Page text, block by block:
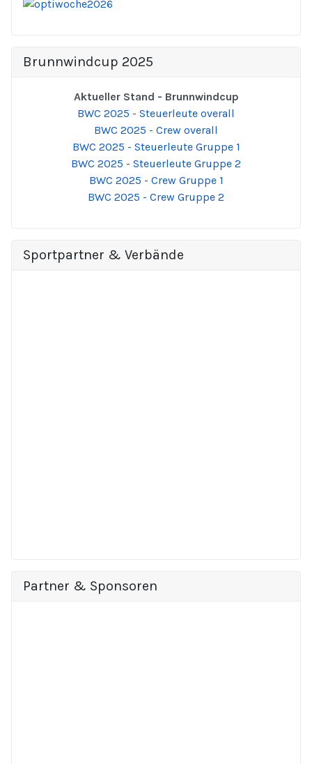
Brunnwindcup 2025
Aktueller Stand - Brunnwindcup
BWC 2025 - Steuerleute overall
BWC 2025 - Crew overall
BWC 2025 - Steuerleute Gruppe 1
BWC 2025 - Steuerleute Gruppe 2
BWC 2025 - Crew Gruppe 1
BWC 2025 - Crew Gruppe 2
Sportpartner & Verbände
Partner & Sponsoren